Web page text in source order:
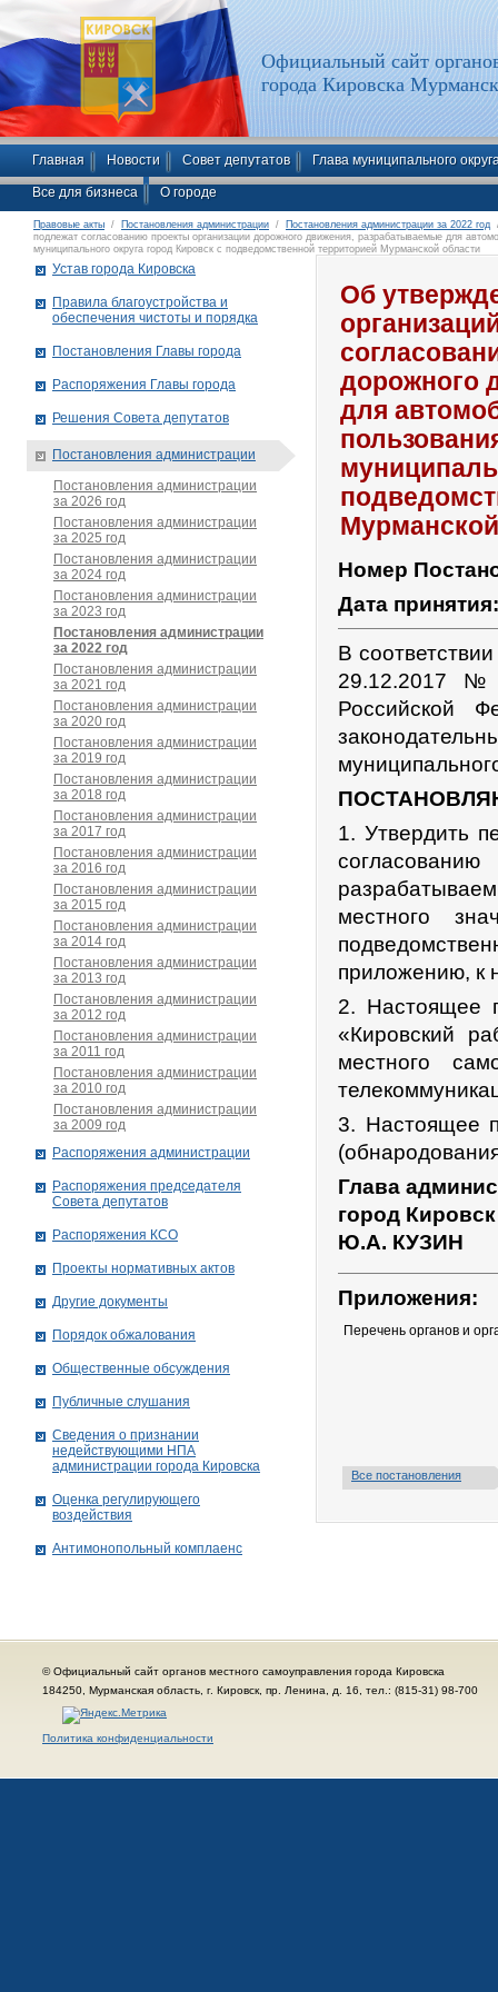
Официальный сайт
города Кировска
Главная Новости Совет депутатов Глава муниципального
Все для бизнеса О городе
Правовые акты / Постановления администрации / Постановления администрации за 2022 год
подлежат согласованию проекты организации дорожного движения, разрабатываемые для
муниципального округа город Кировск с подведомственной территорией Мурманской области
Об
дорожного
для
Номер
Дата
В
29.12.2017 №
Российской
1. Утвердить
местного
приложению, к
2. Настоящее
«Кировский
местного
3. Настоящее
Глава
город
Ю.А. КУЗИН
Приложения:
Перечень органов и
Все постановления
Устав города Кировска
Правила благоустройства и
обеспечения чистоты и порядка
Постановления Главы города
Распоряжения Главы города
Решения Совета депутатов
Постановления администрации
Постановления администрации
за 2026 год
Постановления администрации
за 2025 год
Постановления администрации
за 2024 год
Постановления администрации
за 2023 год
Постановления администрации
за 2022 год
Постановления администрации
за 2021 год
Постановления администрации
за 2020 год
Постановления администрации
за 2019 год
Постановления администрации
за 2018 год
Постановления администрации
за 2017 год
Постановления администрации
за 2016 год
Постановления администрации
за 2015 год
Постановления администрации
за 2014 год
Постановления администрации
за 2013 год
Постановления администрации
за 2012 год
Постановления администрации
за 2011 год
Постановления администрации
за 2010 год
Постановления администрации
за 2009 год
Распоряжения администрации
Распоряжения председателя
Совета депутатов
Распоряжения КСО
Проекты нормативных актов
Другие документы
Порядок обжалования
Общественные обсуждения
Публичные слушания
Сведения о признании
недействующими НПА
администрации города Кировскa
Оценка регулирующего
воздействия
Антимонопольный комплаенс
© Официальный сайт органов местного самоуправления города Кировска
184250, Мурманская область, г. Кировск, пр. Ленина, д. 16, тел.: (815-31) 98-700
Политика конфиденциальности